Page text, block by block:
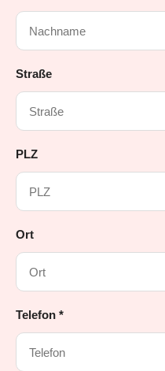
Straße
PLZ
Ort
Telefon *